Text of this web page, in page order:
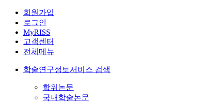
회원가입
로그인
MyRISS
고객센터
전체메뉴
학술연구정보서비스 검색
학위논문
국내학술논문